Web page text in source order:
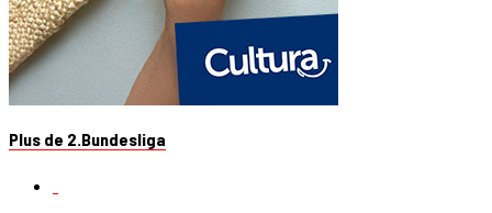
Plus de 2.Bundesliga